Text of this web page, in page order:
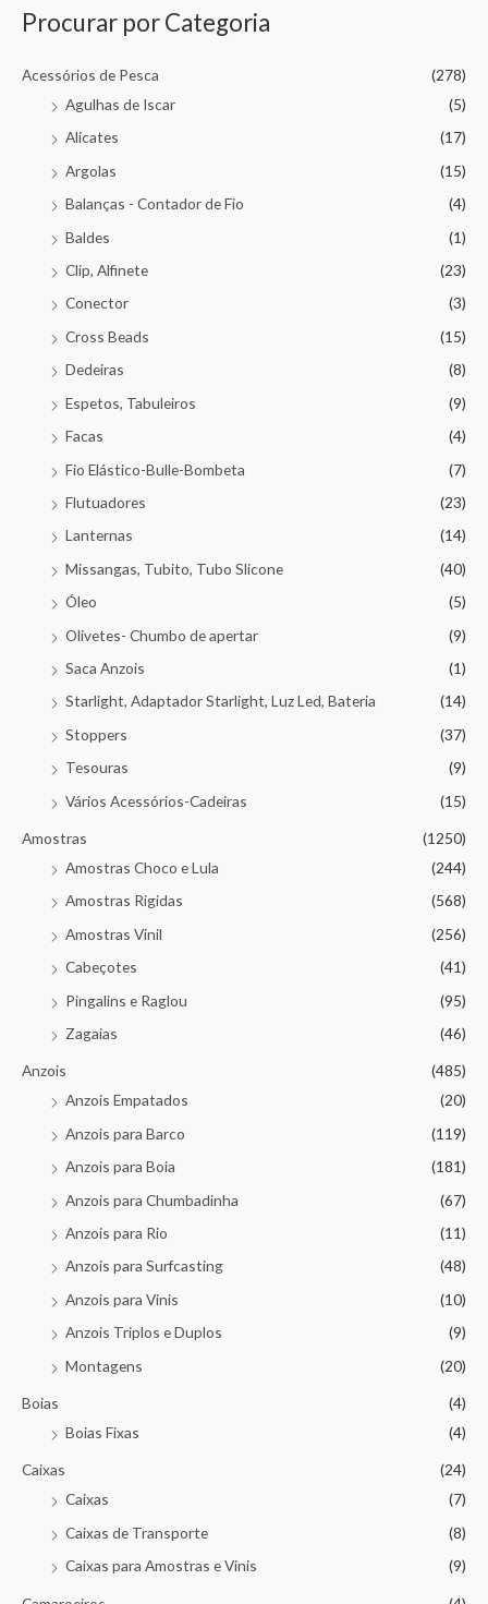
Procurar por Categoria
Acessórios de Pesca
(278)
Agulhas de Iscar
(5)
Alicates
(17)
Argolas
(15)
Balanças - Contador de Fio
(4)
Baldes
(1)
Clip, Alfinete
(23)
Conector
(3)
Cross Beads
(15)
Dedeiras
(8)
Espetos, Tabuleiros
(9)
Facas
(4)
Fio Elástico-Bulle-Bombeta
(7)
Flutuadores
(23)
Lanternas
(14)
Missangas, Tubito, Tubo Slicone
(40)
Óleo
(5)
Olivetes- Chumbo de apertar
(9)
Saca Anzois
(1)
Starlight, Adaptador Starlight, Luz Led, Bateria
(14)
Stoppers
(37)
Tesouras
(9)
Vários Acessórios-Cadeiras
(15)
Amostras
(1250)
Amostras Choco e Lula
(244)
Amostras Rigidas
(568)
Amostras Vinil
(256)
Cabeçotes
(41)
Pingalins e Raglou
(95)
Zagaias
(46)
Anzois
(485)
Anzois Empatados
(20)
Anzois para Barco
(119)
Anzois para Boia
(181)
Anzois para Chumbadinha
(67)
Anzois para Rio
(11)
Anzois para Surfcasting
(48)
Anzois para Vinis
(10)
Anzois Triplos e Duplos
(9)
Montagens
(20)
Boias
(4)
Boias Fixas
(4)
Caixas
(24)
Caixas
(7)
Caixas de Transporte
(8)
Caixas para Amostras e Vinis
(9)